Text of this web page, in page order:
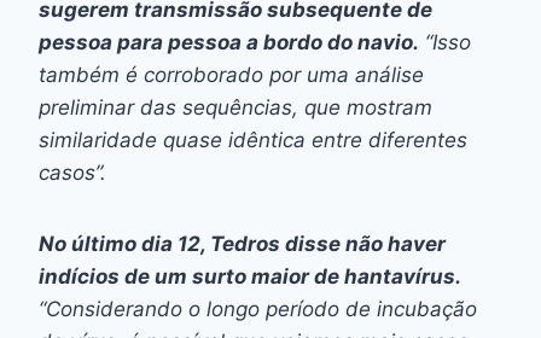
sugerem transmissão subsequente de
pessoa para pessoa a bordo do navio. “Isso
também é corroborado por uma análise
preliminar das sequências, que mostram
similaridade quase idêntica entre diferentes
casos”.
No último dia 12, Tedros disse não haver
indícios de um surto maior de hantavírus.
“Considerando o longo período de incubação